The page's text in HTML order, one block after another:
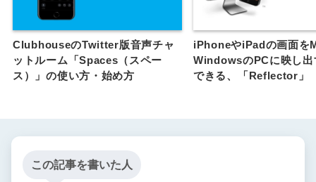
ClubhouseのTwitter版音声チャ
ットルーム「Spaces（スペー
ス）」の使い方・始め方
iPhoneやiPadの画面を
WindowsのPCに映し出
できる、「Reflector」
この記事を書いた人